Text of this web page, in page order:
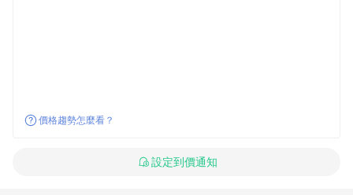
價格趨勢怎麼看？
設定到價通知